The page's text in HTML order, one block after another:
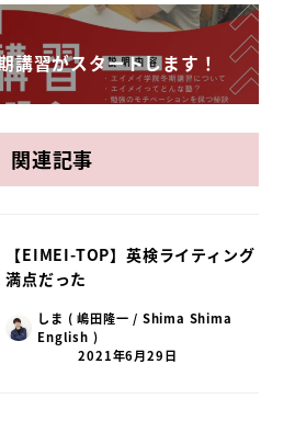
講習がスタートします！
関連記事
【EIMEI-TOP】英検ライティング
満点だった
しま ( 嶋田隆一 / Shima Shima
English )
2021年6月29日